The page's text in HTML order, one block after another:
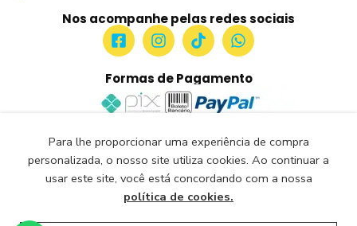
Nos acompanhe pelas redes sociais
Formas de Pagamento
Site Seguro e Verificado
Seguro Certificado
Certificado: Trustindex
Malta Esportes Copyright ® 2018-2026- Todos os Direitos
Para lhe proporcionar uma experiência de compra
personalizada, o nosso site utiliza cookies. Ao continuar a
usar este site, você está concordando com a nossa
política de cookies.